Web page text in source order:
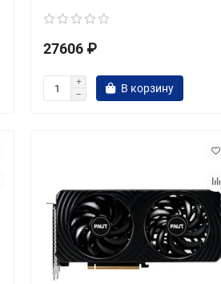
27606 ₽
В корзину